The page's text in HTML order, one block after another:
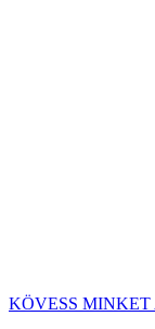
KÖVESS MINKET